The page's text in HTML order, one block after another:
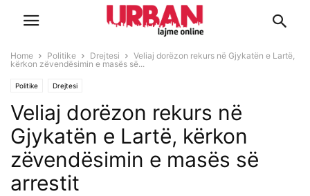
Home Politike Drejtesi
Veliaj dorëzon rekurs në Gjykatën e Lartë,
kërkon zëvendësimin e masës së...
Politike Drejtesi
Veliaj dorëzon rekurs në
Gjykatën e Lartë, kërkon
zëvendësimin e masës së
arrestit